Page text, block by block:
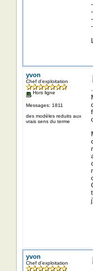
yvon
Chef d'exploitation
Hors ligne
Messages: 1811
des modèles reduits aux
vrais sens du terme
yvon
Chef d'exploitation